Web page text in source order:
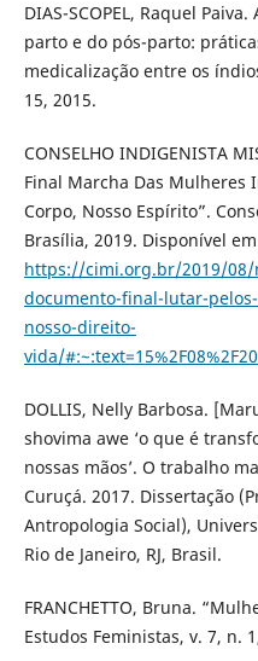
DIAS-SCOPEL, Raquel
parto e do pós-parto:
medicalização entre os
15, 2015.
CONSELHO INDIGENISTA
Final Marcha Das Mulheres
Corpo, Nosso Espírito”.
Brasília, 2019. Disponível em
https://cimi.org.br/2019/
documento-final-lutar-
nosso-direito-
vida/
DOLLIS, Nelly Barbosa.
shovima awe ‘o que é
nossas mãos’. O trabalho
Curuçá. 2017. Dissertação
Antropologia Social),
Rio de Janeiro, RJ, Brasil.
FRANCHETTO, Bruna.
Estudos Feministas, v. 7, n.